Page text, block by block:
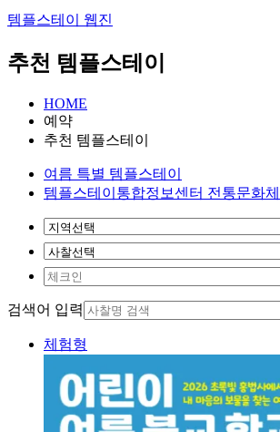
템플스테이 웹진
추천 템플스테이
HOME
예약
추천 템플스테이
여름 특별 템플스테이
템플스테이통합정보센터 전통문화
검색어 입력
체험형